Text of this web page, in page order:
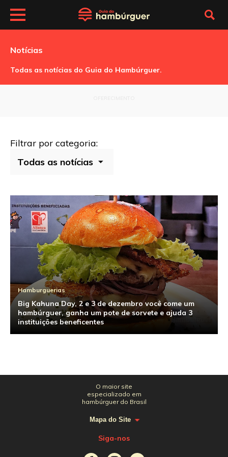
Notícias
Todas as notícias do Guia do Hambúrguer.
Filtrar por categoria:
Hamburguerias
Big Kahuna Day, 2 e 3 de dezembro você come um
hambúrguer, ganha um pote de sorvete e ajuda 3
instituições beneficentes
O maior site
especializado em
hambúrguer do Brasil
Mapa do Site
Siga-nos